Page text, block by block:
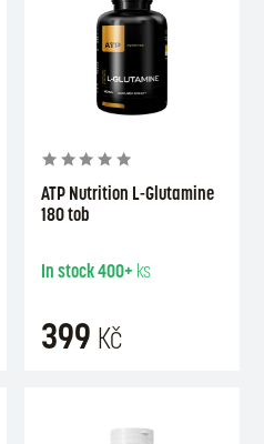
ATP Nutrition L-Glutamine
180 tob
In stock400+ ks
399 Kč